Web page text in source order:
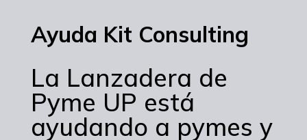
Ayuda Kit Consulting
La Lanzadera de
Pyme UP está
ayudando a pymes y